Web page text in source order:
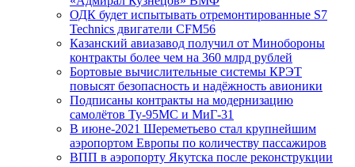
ОДК будет испытывать отремонтированные S7
Technics двигатели CFM56
Казанский авиазавод получил от Минобороны
контракты более чем на 360 млрд рублей
Бортовые вычислительные системы КРЭТ
повысят безопасность и надёжность авионики
Подписаны контракты на модернизацию
самолётов Ту-95МС и МиГ-31
В июне-2021 Шереметьево стал крупнейшим
аэропортом Европы по количеству пассажиров
ВПП в аэропорту Якутска после реконструкции